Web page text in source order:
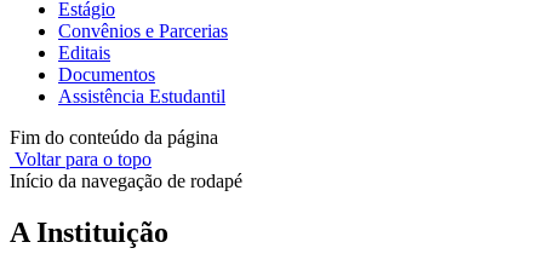
Estágio
Convênios e Parcerias
Editais
Documentos
Assistência Estudantil
Fim do conteúdo da página
Voltar para o topo
Início da navegação de rodapé
A Instituição